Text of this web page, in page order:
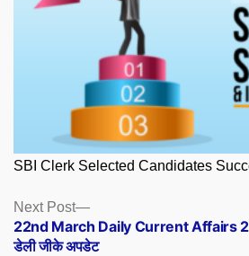
SBI Clerk Selected Candidates
Posts
navigation
Next Post
Next
post:
22nd March Daily Current Affairs
डेली जीके अपडेट